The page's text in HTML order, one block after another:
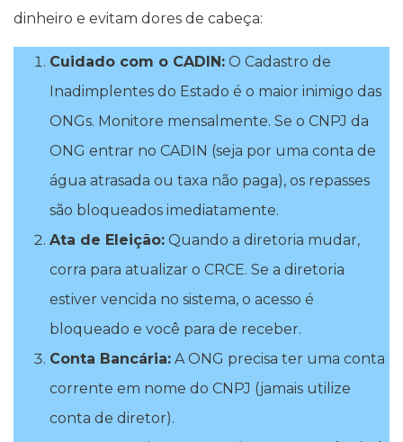
dinheiro e evitam dores de cabeça:
Cuidado com o CADIN: O Cadastro de
Inadimplentes do Estado é o maior inimigo das
ONGs. Monitore mensalmente. Se o CNPJ da
ONG entrar no CADIN (seja por uma conta de
água atrasada ou taxa não paga), os repasses
são bloqueados imediatamente.
Ata de Eleição: Quando a diretoria mudar,
corra para atualizar o CRCE. Se a diretoria
estiver vencida no sistema, o acesso é
bloqueado e você para de receber.
Conta Bancária: A ONG precisa ter uma conta
corrente em nome do CNPJ (jamais utilize
conta de diretor).